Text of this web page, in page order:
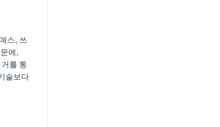
스, 쓰
에,
를 통
술보다